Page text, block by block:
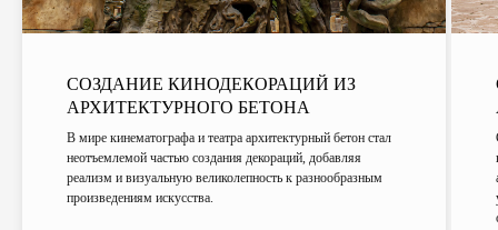
СОЗДАНИЕ КИНОДЕКОРАЦИЙ ИЗ
АРХИТЕКТУРНОГО БЕТОНА
В мире кинематографа и театра архитектурный бетон стал
неотъемлемой частью создания декораций, добавляя
реализм и визуальную великолепность к разнообразным
произведениям искусства.